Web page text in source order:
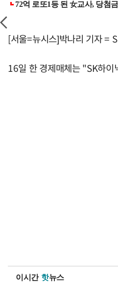
[서울=뉴시스]박나리 기자 =
16일 한 경제매체는 "SK하이
이시간 핫뉴스